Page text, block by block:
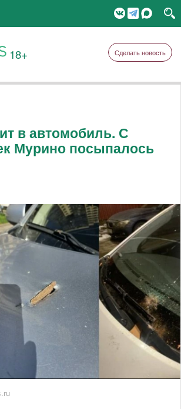
18+ Сделать новость
в автомобиль. С
Мурино посыпалось